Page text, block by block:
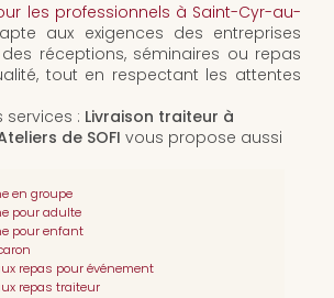
les professionnels à Saint-Cyr-au-
aux exigences des entreprises
réceptions, séminaires ou repas
tout en respectant les attentes
services : Livraison traiteur à
de SOFI vous propose aussi
en groupe
pour adulte
pour enfant
repas pour événement
repas traiteur